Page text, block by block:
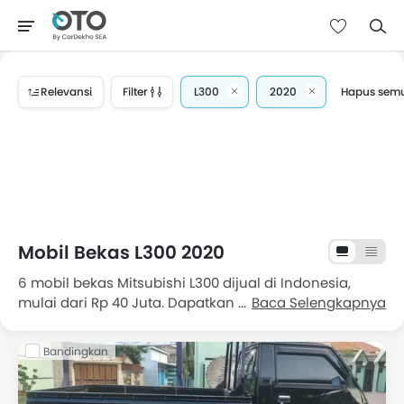
Relevansi Filter L300 2020 Hapus
Mobil Bekas L300 2020
6 mobil bekas Mitsubishi L300 dijual di Indonesia,
mulai dari Rp 40 Juta. Dapatkan penawaran terbaik
dengan informasi harga, fitur, foto dan spesifikasi.
Pilih dari 6 Mitsubishi L300 bekas di Indonesia
Daftar harga Mobil Bekas L300 2020
Baca Selengkapnya
Bandingkan